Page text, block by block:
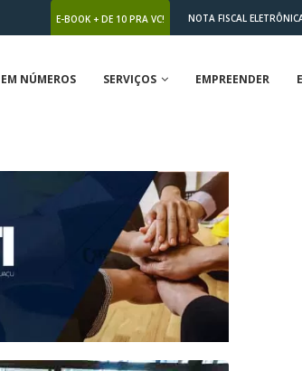
E-BOOK + DE 10 PRA VC! NOTA FISCAL
NÚMEROS SERVIÇOS EMPREENDER